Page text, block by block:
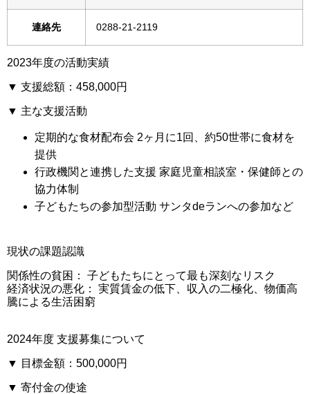
連絡先 0288-21-2119
2023年度の活動実績
▼ 支援総額： 458,000円
▼ 主な支援活動
定期的な食材配布会 2ヶ月に1回、約50世帯に食材を
提供
行政機関と連携した支援 家庭児童相談室・保健師との
協力体制
子どもたちの参加型活動 サンタdeランへの参加など
現状の課題認識
関係性の貧困：
子どもたちにとって最も深刻なリスク
経済状況の悪化：
実質賃金の低下、収入の二極化、物価高
騰による生活困窮
2024年度 支援募集について
▼ 目標金額： 500,000円
▼ 寄付金の使途